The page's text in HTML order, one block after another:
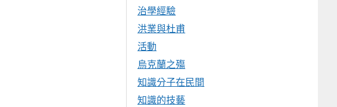
治學經驗
洪業與杜甫
活動
烏克蘭之殤
知識分子在民間
知識的技藝